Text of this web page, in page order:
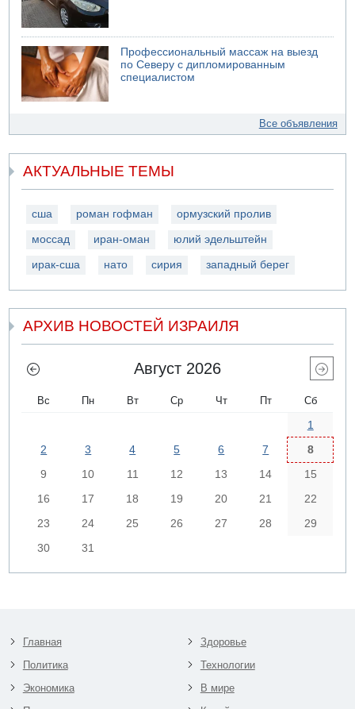
Профессиональный массаж на выезд
по Северу с дипломированным
специалистом
Все объявления
АКТУАЛЬНЫЕ ТЕМЫ
сша роман гофман ормузский пролив
моссад иран-оман юлий эдельштейн
ирак-сша нато сирия западный берег
АРХИВ НОВОСТЕЙ ИЗРАИЛЯ
Август 2026
Вс Пн Вт Ср Чт Пт Сб
1
2
3 4 5 6 7
8
9
10 11 12 13 14
15
16
17 18 19 20 21
22
23
24 25 26 27 28
29
30
31
Главная
Политика
Экономика
Здоровье
Технологии
В мире